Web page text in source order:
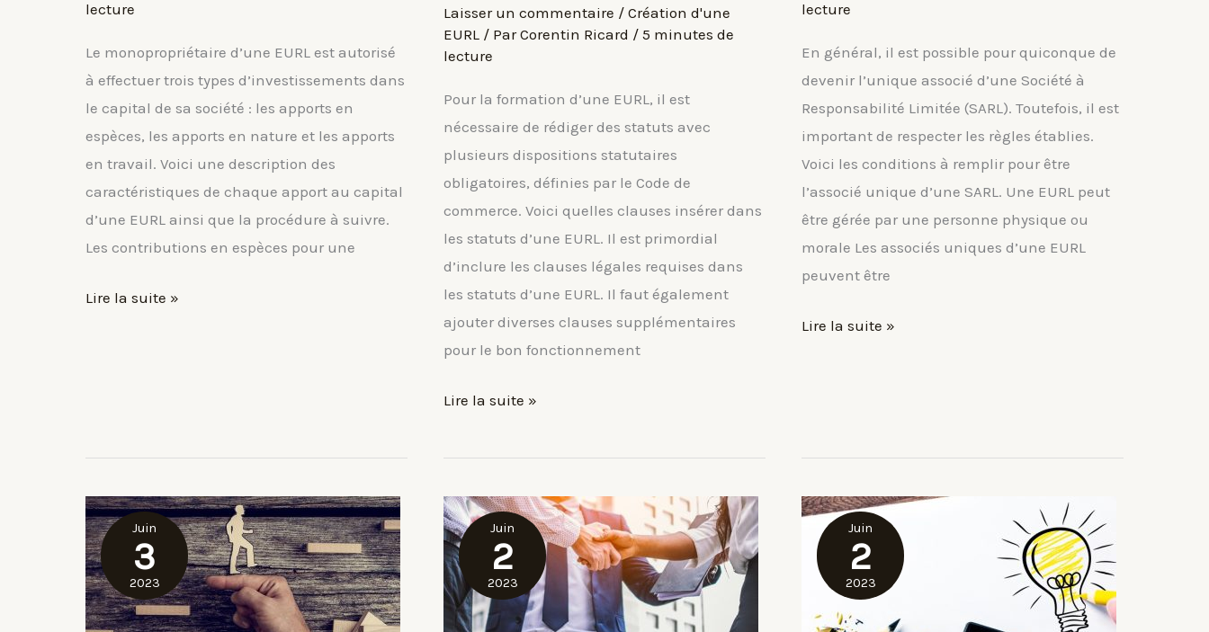
lecture
Le monopropriétaire d’une EURL est autorisé
à effectuer trois types d’investissements dans
le capital de sa société : les apports en
espèces, les apports en nature et les apports
en travail. Voici une description des
caractéristiques de chaque apport au capital
d’une EURL ainsi que la procédure à suivre.
Les contributions en espèces pour une
Les
EURL
Lire la suite »
Laisser un commentaire / Création d'une
EURL / ParCorentin Ricard / 5 minutes de
lecture
Pour la formation d’une EURL, il est
nécessaire de rédiger des statuts avec
plusieurs dispositions statutaires
obligatoires, définies par le Code de
commerce. Voici quelles clauses insérer dans
les statuts d’une EURL. Il est primordial
d’inclure les clauses légales requises dans
les statuts d’une EURL. Il faut également
ajouter diverses clauses supplémentaires
pour le bon fonctionnement
Statuts
:
sont
les
clauses
statutaires
Lire la suite »
lecture
En général, il est possible pour quiconque de
devenir l’unique associé d’une Société à
Responsabilité Limitée (SARL). Toutefois, il est
important de respecter les règles établies.
Voici les conditions à remplir pour être
l’associé unique d’une SARL. Une EURL peut
être gérée par une personne physique ou
morale Les associés uniques d’une EURL
peuvent être
Les
unique
d’une
EURL
Lire la suite »
Juin
3
2023
Juin
2
2023
Juin
2
2023